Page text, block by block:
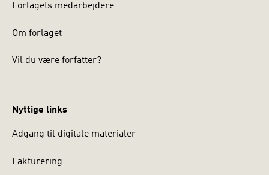
Forlagets medarbejdere
Om forlaget
Vil du være forfatter?
Nyttige links
Adgang til digitale materialer
Fakturering